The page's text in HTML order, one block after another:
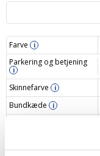
Farve i
Parkering og betjening
i
Skinnefarve i
Bundkæde
i